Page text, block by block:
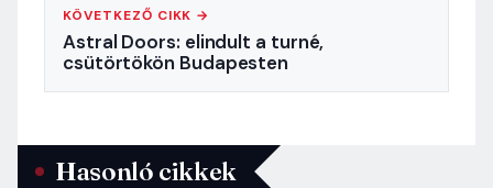
KÖVETKEZŐ CIKK →
Astral Doors: elindult a turné,
csütörtökön Budapesten
Hasonló cikkek